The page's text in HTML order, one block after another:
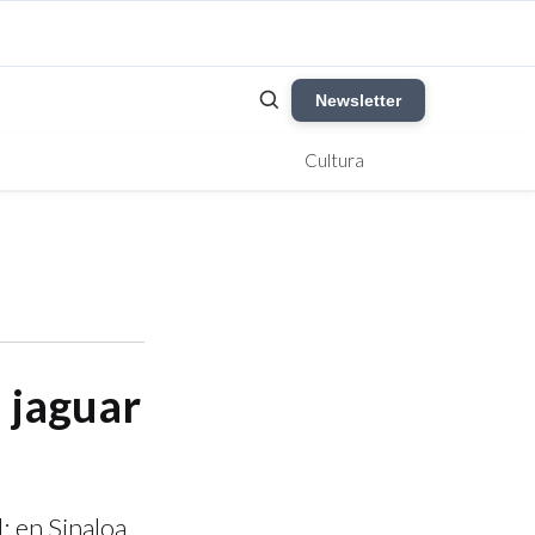
Newsletter
Cultura
jaguar
en Sinaloa